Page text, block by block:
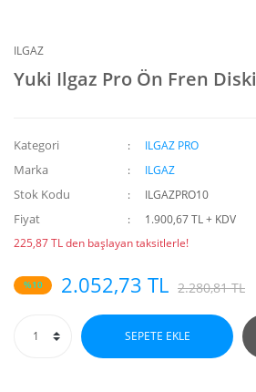
ILGAZ
Yuki Ilgaz Pro Ön Fren Diski
Kategori ILGAZ PRO
Marka ILGAZ
Stok Kodu ILGAZPRO10
Fiyat
1.900,67 TL + KDV
225,87 TL den başlayan taksitlerle!
%10 2.052,73 TL 2.280,81 TL
SEPETE EKLE